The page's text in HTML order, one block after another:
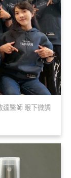
達醫師 眼下微調